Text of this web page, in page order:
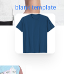
blank template